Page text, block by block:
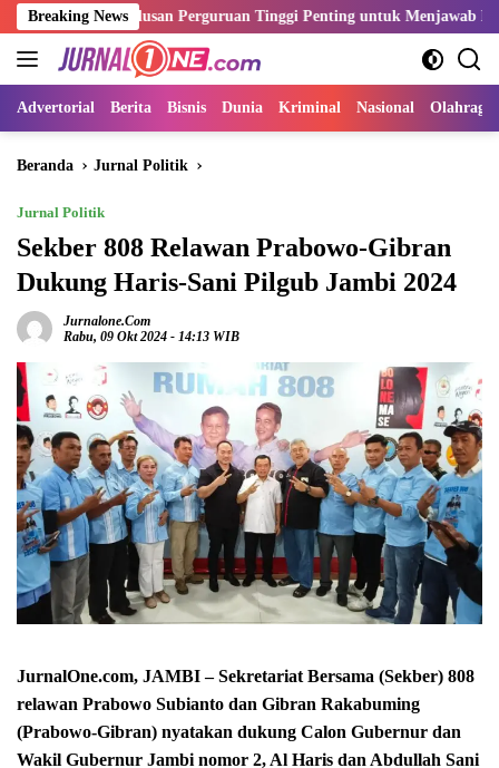
Langsung
ke
konten
Breaking News
Lulusan Perguruan Tinggi Penting untuk Menjawab Kebutuhan
Advertorial Berita Bisnis Dunia Kriminal Nasional Olahraga
Beranda Jurnal Politik
Jurnal Politik
Sekber 808 Relawan Prabowo-Gibran
Dukung Haris-Sani Pilgub Jambi 2024
Jurnalone.com
Rabu, 09 Okt 2024 - 14:13 WIB
JurnalOne.com, JAMBI – Sekretariat Bersama (Sekber) 808
relawan Prabowo Subianto dan Gibran Rakabuming
(Prabowo-Gibran) nyatakan dukung Calon Gubernur dan
Wakil Gubernur Jambi nomor 2, Al Haris dan Abdullah Sani